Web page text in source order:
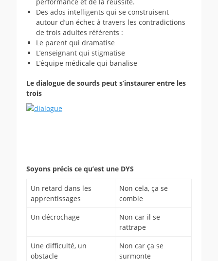
Des ados intelligents qui se construisent
autour d’un échec à travers les contradictions
de trois adultes référents :
Le parent qui dramatise
L’enseignant qui stigmatise
L’équipe médicale qui banalise
Le dialogue de sourds peut s’instaurer entre les
trois
Soyons précis ce qu’est une DYS
Un retard dans les
apprentissages
Non cela, ça se
comble
Un décrochage
Non car il se
rattrape
Une difficulté, un
obstacle
Non car ça se
surmonte